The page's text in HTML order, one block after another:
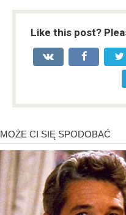
Like this post?